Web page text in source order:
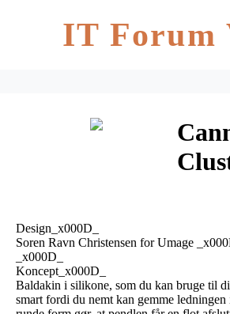
IT Forum
Design_x000D_
Soren Ravn Christensen for Umage
_x000D_
Koncept_x000D_
Baldakin i silikone, som du kan bruge til
smart fordi du nemt kan gemme ledningen